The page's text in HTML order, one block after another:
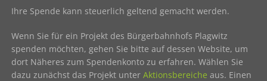
Ihre Spende kann steuerlich geltend gemacht werden.
Wenn Sie für ein Projekt des Bürgerbahnhofs Plagwitz
spenden möchten, gehen Sie bitte auf dessen Website, um
dort Näheres zum Spendenkonto zu erfahren. Wählen Sie
dazu zunächst das Projekt unterAktionsbereiche aus. Einen